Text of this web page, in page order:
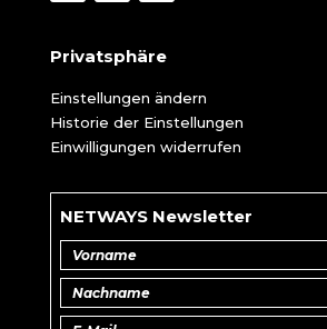
Privatsphäre
Einstellungen ändern
Historie der Einstellungen
Einwilligungen widerrufen
NETWAYS Newsletter